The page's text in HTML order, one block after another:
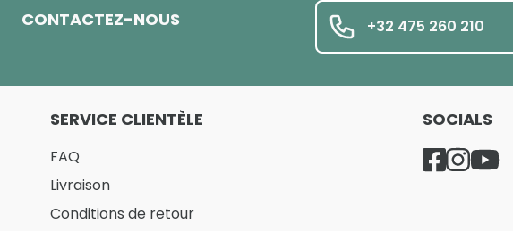
CONTACTEZ-NOUS +32 475 260 210
SERVICE CLIENTÈLE
FAQ
Livraison
Conditions de retour
SOCIALS